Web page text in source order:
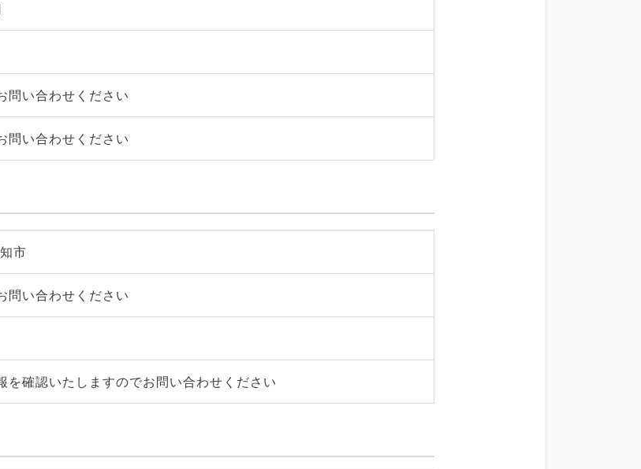
問い合わせください
問い合わせください
市
問い合わせください
を確認いたしますのでお問い合わせください